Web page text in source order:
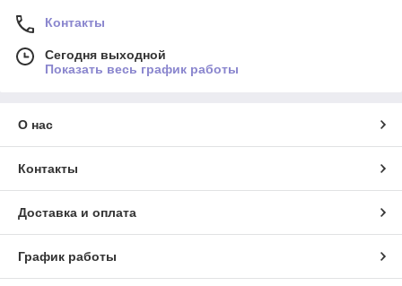
Контакты
Сегодня выходной
Показать весь график работы
О нас
Контакты
Доставка и оплата
График работы